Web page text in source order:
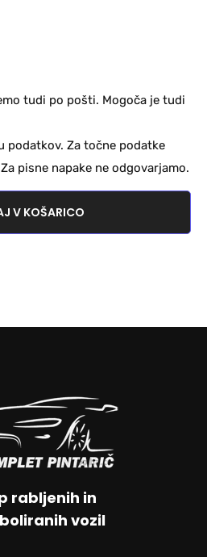
tudi po pošti. Mogoča je tudi
podatkov. Za točne podatke
pisne napake ne odgovarjamo.
V KOŠARICO
rabljenih in
vozil